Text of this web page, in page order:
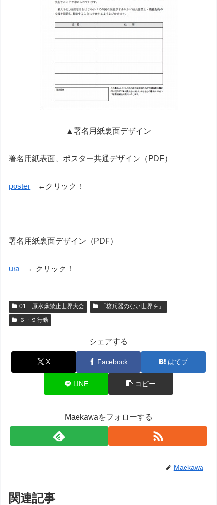
▲署名用紙裏面デザイン
署名用紙表面、ポスター共通デザイン（PDF）
poster ←クリック！
署名用紙裏面デザイン（PDF）
ura ←クリック！
01 原水爆禁止世界大会
「核兵器のない世界を」
６・９行動
シェアする
X Facebook はてブ
LINE コピー
Maekawaをフォローする
Maekawa
関連記事